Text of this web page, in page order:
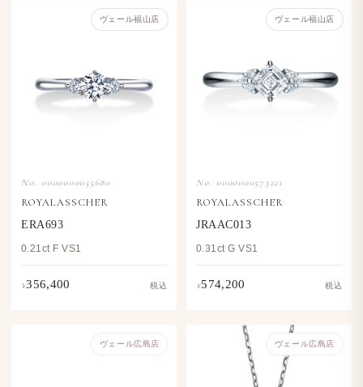
ヴェール福山店
No. 0000000055680
ROYALASSCHER
ERA693
0.21ct F VS1
¥356,400 税込
ヴェール福山店
No. 0000000573221
ROYALASSCHER
JRAAC013
0.31ct G VS1
¥574,200 税込
ヴェール​広島店 ヴェール​広島店